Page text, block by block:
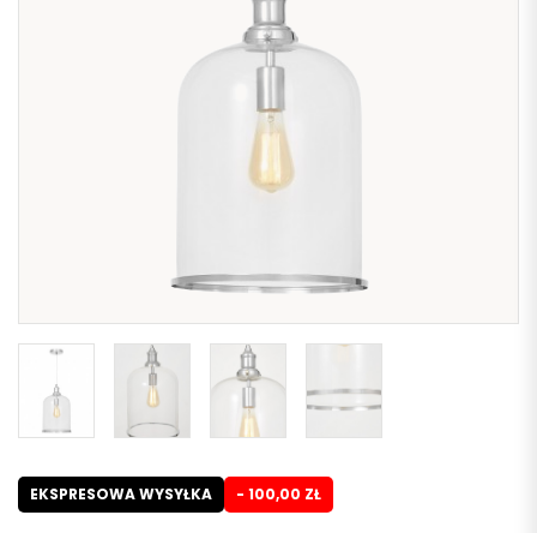
EKSPRESOWA WYSYŁKA - 100,00 ZŁ